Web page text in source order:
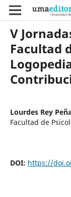
V
Facultad
Lourdes Rey
Facultad de
DOI: https://